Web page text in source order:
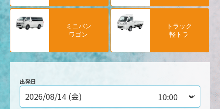
出発日
ミニバン
ワゴン
トラック
軽トラ